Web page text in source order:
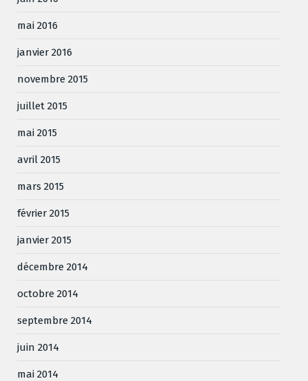
mai 2016
janvier 2016
novembre 2015
juillet 2015
mai 2015
avril 2015
mars 2015
février 2015
janvier 2015
décembre 2014
octobre 2014
septembre 2014
juin 2014
mai 2014